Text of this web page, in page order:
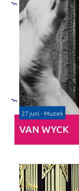
27 juni - Muziek
VAN WYCK